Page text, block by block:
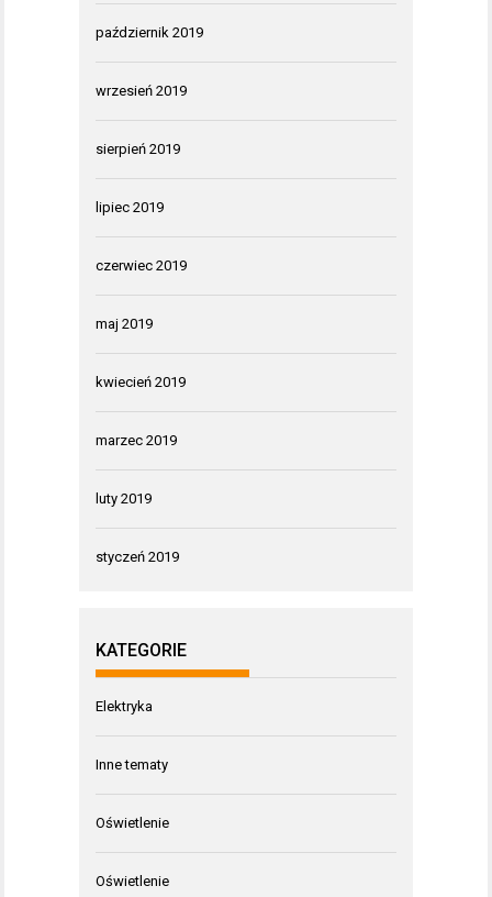
październik 2019
wrzesień 2019
sierpień 2019
lipiec 2019
czerwiec 2019
maj 2019
kwiecień 2019
marzec 2019
luty 2019
styczeń 2019
KATEGORIE
Elektryka
Inne tematy
Oświetlenie
Oświetlenie